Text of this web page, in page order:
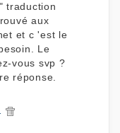
traduction
aux
et c 'est le
Le
vous svp ?
réponse.